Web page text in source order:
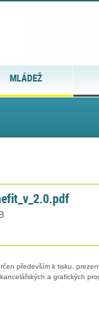
MLÁDEŽ
především k tisku,
a grafických